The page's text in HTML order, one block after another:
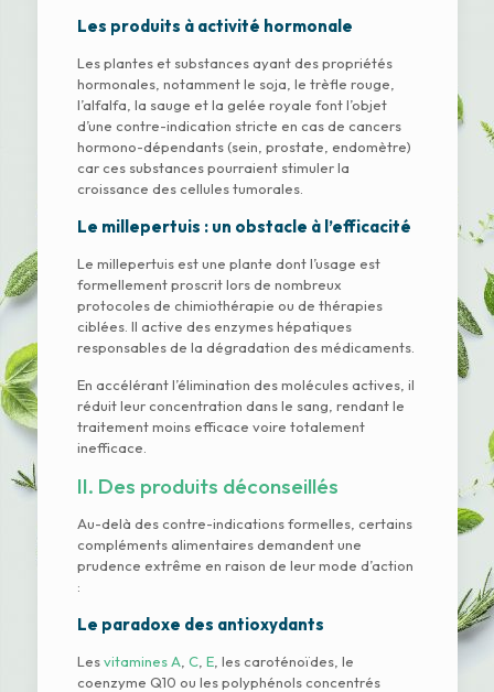
Les produits à activité hormonale
Les plantes et substances ayant des propriétés
hormonales, notamment le soja, le trèfle rouge,
l’alfalfa, la sauge et la gelée royale font l’objet
d’une contre-indication stricte en cas de cancers
hormono-dépendants (sein, prostate, endomètre)
car ces substances pourraient stimuler la
croissance des cellules tumorales.
Le millepertuis : un obstacle à l’efficacité
Le millepertuis est une plante dont l’usage est
formellement proscrit lors de nombreux
protocoles de chimiothérapie ou de thérapies
ciblées. Il active des enzymes hépatiques
responsables de la dégradation des médicaments.
En accélérant l’élimination des molécules actives, il
réduit leur concentration dans le sang, rendant le
traitement moins efficace voire totalement
inefficace.
II. Des produits déconseillés
Au-delà des contre-indications formelles, certains
compléments alimentaires demandent une
prudence extrême en raison de leur mode d’action
:
Le paradoxe des antioxydants
Lesvitamines A, C, E, les caroténoïdes, le
coenzyme Q10 ou les polyphénols concentrés